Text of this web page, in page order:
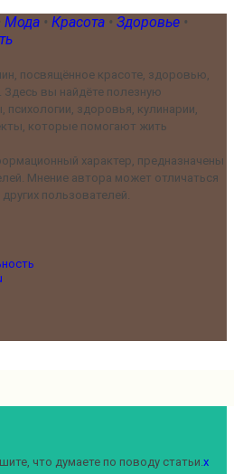
Мода • Красота • Здоровье •
посвящённое красоте, здоровью,
Здесь вы найдёте полезную
здоровья, кулинарии,
которые помогают жить
характер, предназначены
Мнение автора может отличаться
пользователей.
что думаете по поводу статьи. x